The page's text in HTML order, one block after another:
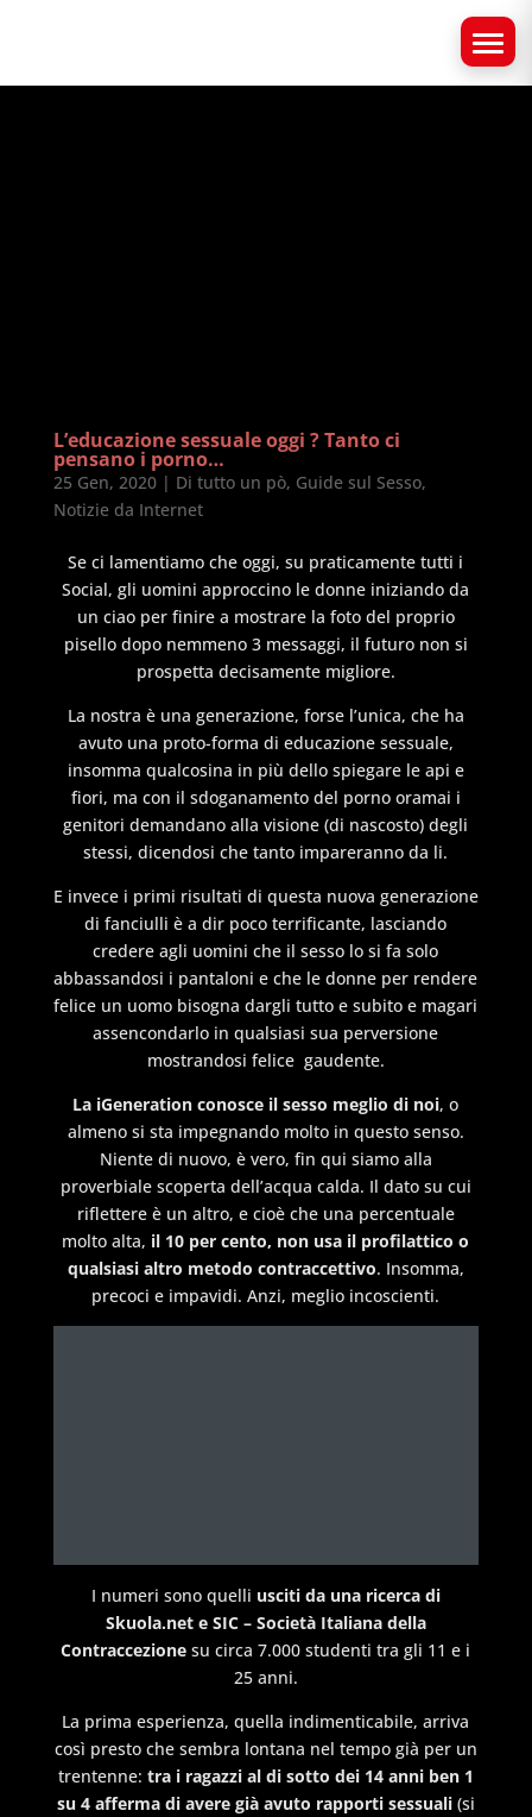
L’educazione sessuale oggi ? Tanto ci
pensano i porno…
25 Gen, 2020| Di tutto un pò, Guide sul Sesso,
Notizie da Internet
Se ci lamentiamo che oggi, su praticamente tutti i
Social, gli uomini approccino le donne iniziando da
un ciao per finire a mostrare la foto del proprio
pisello dopo nemmeno 3 messaggi, il futuro non si
prospetta decisamente migliore.
La nostra è una generazione, forse l’unica, che ha
avuto una proto-forma di educazione sessuale,
insomma qualcosina in più dello spiegare le api e
fiori, ma con il sdoganamento del porno oramai i
genitori demandano alla visione (di nascosto) degli
stessi, dicendosi che tanto impareranno da li.
E invece i primi risultati di questa nuova generazione
di fanciulli è a dir poco terrificante, lasciando
credere agli uomini che il sesso lo si fa solo
abbassandosi i pantaloni e che le donne per rendere
felice un uomo bisogna dargli tutto e subito e magari
assencondarlo in qualsiasi sua perversione
mostrandosi felice gaudente.
La iGeneration conosce il sesso meglio di noi, o
almeno si sta impegnando molto in questo senso.
Niente di nuovo, è vero, fin qui siamo alla
proverbiale scoperta dell’acqua calda. Il dato su cui
riflettere è un altro, e cioè che una percentuale
molto alta, il 10 per cento, non usa il profilattico o
qualsiasi altro metodo contraccettivo. Insomma,
precoci e impavidi. Anzi, meglio incoscienti.
I numeri sono quelli usciti da una ricerca di
Skuola.net e SIC – Società Italiana della
Contraccezionesu circa 7.000 studenti tra gli 11 e i
25 anni.
La prima esperienza, quella indimenticabile, arriva
così presto che sembra lontana nel tempo già per un
trentenne: tra i ragazzi al di sotto dei 14 anni ben 1
su 4 afferma di avere già avuto rapporti sessuali(si